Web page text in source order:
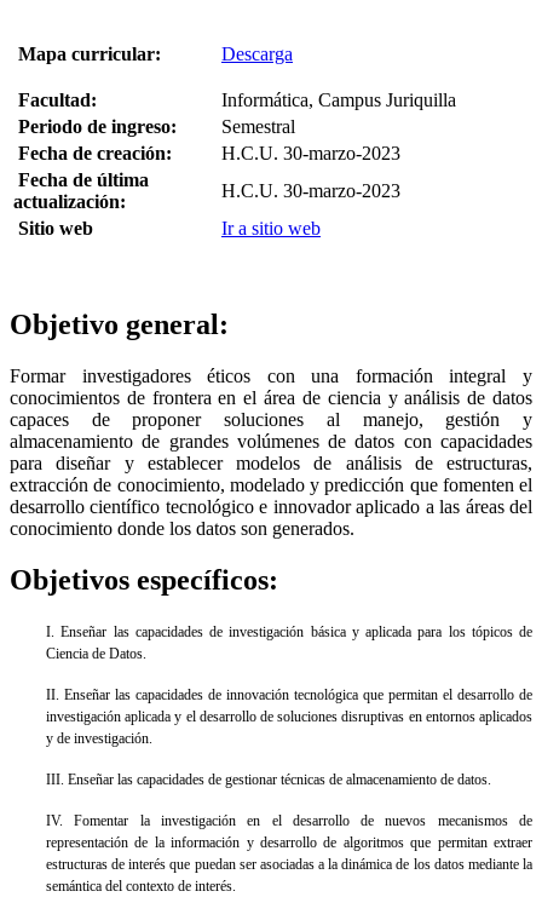
Mapa curricular: Descarga
Facultad:
Informática, Campus Juriquilla
Periodo de ingreso:
Semestral
Fecha de creación:
H.C.U. 30-marzo-2023
Fecha de última
actualización:
H.C.U. 30-marzo-2023
Sitio web
Ir a sitio web
Objetivo general:
Formar investigadores éticos con una formación integral y
conocimientos de frontera en el área de ciencia y análisis de datos
capaces de proponer soluciones al manejo, gestión y
almacenamiento de grandes volúmenes de datos con capacidades
para diseñar y establecer modelos de análisis de estructuras,
extracción de conocimiento, modelado y predicción que fomenten el
desarrollo científico tecnológico e innovador aplicado a las áreas del
conocimiento donde los datos son generados.
Objetivos específicos:
I. Enseñar las capacidades de investigación básica y aplicada para los tópicos de
Ciencia de Datos.
II. Enseñar las capacidades de innovación tecnológica que permitan el desarrollo de
investigación aplicada y el desarrollo de soluciones disruptivas en entornos aplicados
y de investigación.
III. Enseñar las capacidades de gestionar técnicas de almacenamiento de datos.
IV. Fomentar la investigación en el desarrollo de nuevos mecanismos de
representación de la información y desarrollo de algoritmos que permitan extraer
estructuras de interés que puedan ser asociadas a la dinámica de los datos mediante la
semántica del contexto de interés.